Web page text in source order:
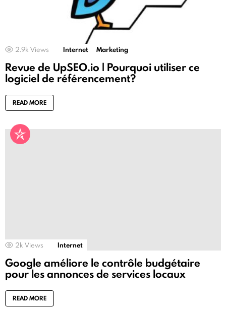
2.9k Views Internet Marketing
Revue de UpSEO.io | Pourquoi utiliser ce
logiciel de référencement?
READ MORE
2k Views Internet
Google améliore le contrôle budgétaire
pour les annonces de services locaux
READ MORE